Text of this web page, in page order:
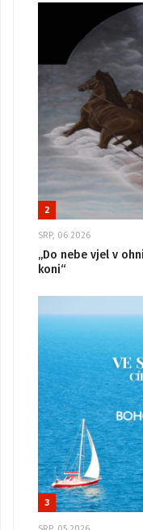
2
SRP, 06 2026
„Do nebe vjel v
koni“
3